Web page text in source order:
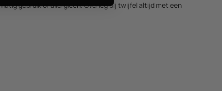
gebruik of allergieën. Overleg bij twijfel altijd met een